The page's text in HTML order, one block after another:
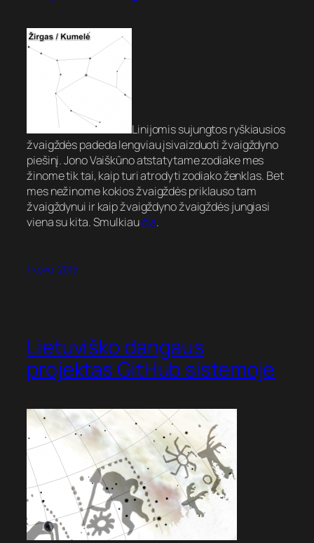
Linijomis sujungtos ryškiausios
žvaigždės padeda lengviau įsivaizduoti žvaigždyno
piešinį. Jono Vaiškūno atstatytame zodiake mes
žinome tik tai, kaip turi atrodyti zodiako ženklas. Bet
mes nežinome kokios žvaigždės priklauso tam
žvaigždynui ir kaip žvaigždyno žvaigždės jungiasi
viena su kita. Smulkiaučia.
1 kovo, 2015
Lietuviško dangaus
projektas GitHub sistemoje